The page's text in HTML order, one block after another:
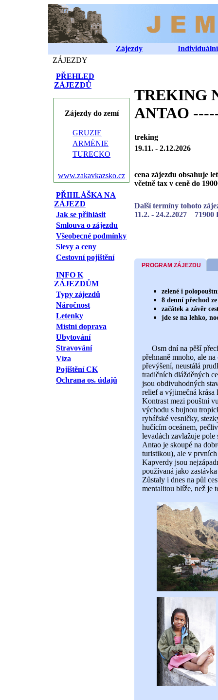
Zájezdy
Individuální
ZÁJEZDY
PŘEHLED
ZÁJEZDŮ
Zájezdy do zemí
GRUZIE
ARMÉNIE
TURECKO
www.zakavkazsko.cz
PŘIHLÁŠKA NA
ZÁJEZD
Jak se přihlásit
Smlouva o zájezdu
Všeobecné podmínky
Slevy a ceny
Cestovní pojištění
INFO K
ZÁJEZDŮM
Typy zájezdů
Náročnost
Letenky
Místní doprava
Ubytování
Stravování
Víza
Pojištění CK
Ochrana os. údajů
TREKING
ANTAO
treking
19.11. - 2.12.2026
cena zájezdu obsahuje
včetně tax v ceně do
Další termíny tohoto
11.2. - 24.2.2027 71900
PROGRAM ZÁJEZDU
zelené i
8 denní přechod
začátek a závěr
jde se na lehko,
Osm dní na pěší
přehnaně mnoho, ale
převýšení, neustálá
tradičních dlážděných
jsou obdivuhodných
relief a výjimečná krása
Kontrast mezi pouštní
východu s bujnou
rybářské vesničky,
hučícím oceánem,
levadách zavlažuje
Antao je skoupé na
turistikou), ale v
Kapverdy jsou
používaná jako
Zůstaly i dnes na půl
mentalitou blíže, než je